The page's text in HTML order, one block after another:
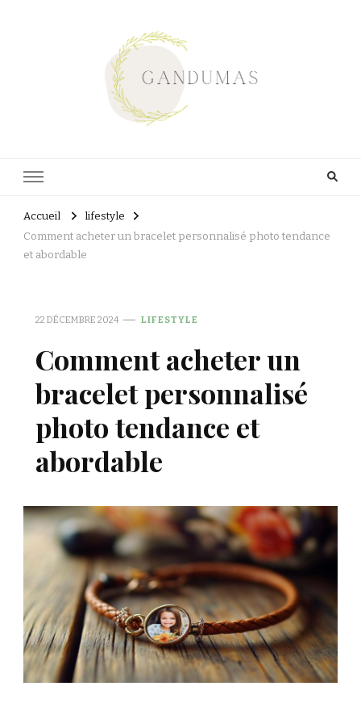
Accueil
lifestyle
Comment acheter un bracelet personnalisé photo tendance
et abordable
22 DÉCEMBRE 2024 LIFESTYLE
Comment acheter un
bracelet personnalisé
photo tendance et
abordable